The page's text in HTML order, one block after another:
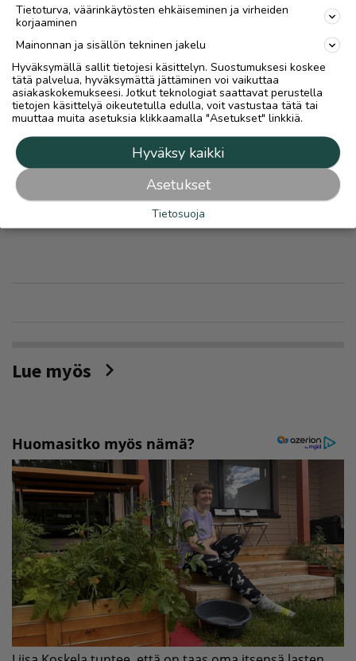
HYVINVOINTI
Ilmoita asiavirheestä
Lue myös
Tietoturva, väärinkäytösten ehkäiseminen ja virheiden
korjaaminen
Mainonnan ja sisällön tekninen jakelu
Hyväksymällä sallit tietojesi käsittelyn. Suostumuksesi koskee
tätä palvelua, hyväksymättä jättäminen voi vaikuttaa
asiakaskokemukseesi. Jotkut teknologiat saattavat perustella
tietojen käsittelyä oikeutetulla edulla, voit vastustaa tätä tai
muuttaa muita asetuksia klikkaamalla "Asetukset" linkkiä.
Hyväksy kaikki
Asetukset
Tietosuoja